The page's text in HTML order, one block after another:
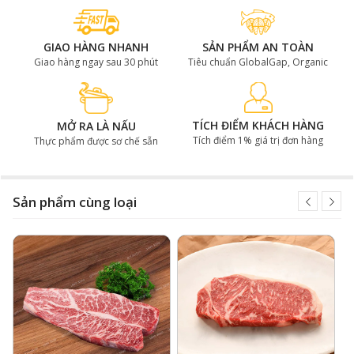
làm món gì ngon?
Nếu bạn là một tín đồ thịt bò, thì không thể bỏ qua
phần lõi thăn cổ bò Wagyu Úc 2GR thượng hạng này.
Một số món ngon mà bạn có thể chế biến từ phần thịt
lõi thăn cổ bò là: bít tết sốt kem, thăn cổ bò cuộn nấm
kim châm, salad bò, thăn cổ bò hầm ngũ vị,...
GIAO HÀNG NHANH
Giao hàng ngay sau 30 phút
SẢN PHẨM AN TOÀN
Tiêu chuẩn GlobalGap, Organic
MỞ RA LÀ NẤU
Thực phẩm được sơ chế sẵn
TÍCH ĐIỂM KHÁCH HÀNG
Tích điểm 1% giá trị đơn hàng
Sản phẩm cùng loại